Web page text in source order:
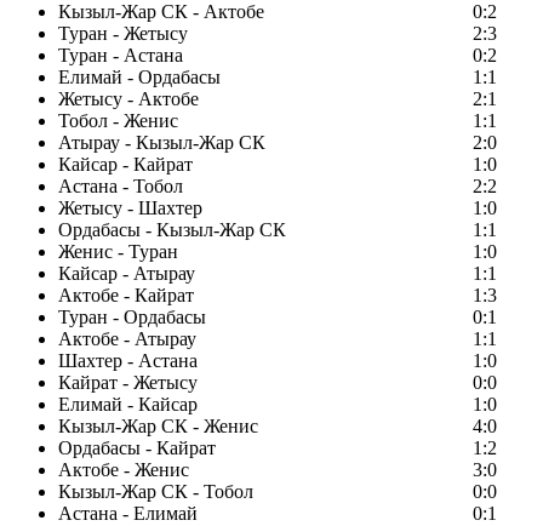
Кызыл-Жар СК - Актобе
0:2
Туран - Жетысу
2:3
Туран - Астана
0:2
Елимай - Ордабасы
1:1
Жетысу - Актобе
2:1
Тобол - Женис
1:1
Атырау - Кызыл-Жар СК
2:0
Кайсар - Кайрат
1:0
Астана - Тобол
2:2
Жетысу - Шахтер
1:0
Ордабасы - Кызыл-Жар СК
1:1
Женис - Туран
1:0
Кайсар - Атырау
1:1
Актобе - Кайрат
1:3
Туран - Ордабасы
0:1
Актобе - Атырау
1:1
Шахтер - Астана
1:0
Кайрат - Жетысу
0:0
Елимай - Кайсар
1:0
Кызыл-Жар СК - Женис
4:0
Ордабасы - Кайрат
1:2
Актобе - Женис
3:0
Кызыл-Жар СК - Тобол
0:0
Астана - Елимай
0:1